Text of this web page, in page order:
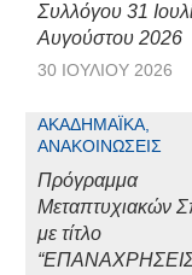
Συλλόγου 31
Αυγούστου 2026
30 ΙΟΥΛΊΟΥ 2026
ΑΚΑΔΗΜΑΪΚΆ,
ΑΝΑΚΟΙΝΏΣΕΙΣ
Πρόγραμμα
Μεταπτυχιακών
με τίτλο